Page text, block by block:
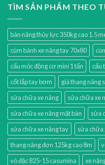
TÌM SẢN PHẨM THEO
bàn nâng thủy lực 350kg cao 1.5
cùm bánh xe nâng tay 70x80
cẩu móc động cơ mini 1 tấn
cẩu
cốt lắp tay bơm
giá thang nâng
sửa chữa xe nâng
sửa chữa xe
sửa chữa xe nâng mặt bàn
sửa
sửa chữa xe nâng tay
sửa chữa
thang nâng đơn 125kg cao 8m
vỏ đặc 825-15 casumina
xe